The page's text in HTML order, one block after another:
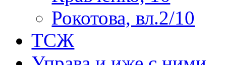
Рокотова, вл.2/10
ТСЖ